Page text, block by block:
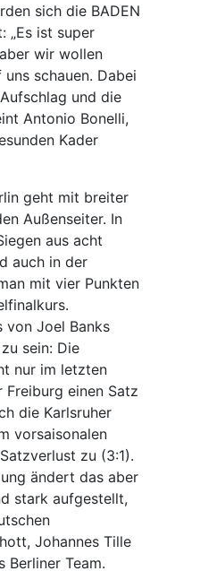
sich die BADEN
„Es ist super
wir wollen
schauen. Dabei
und die
Antonio Bonelli,
Kader
geht mit breiter
Außenseiter. In
aus acht
auch in der
mit vier Punkten
von Joel Banks
sein: Die
nur im letzten
einen Satz
die Karlsruher
vorsaisonalen
zu (3:1).
ändert das aber
stark aufgestellt,
Johannes Tille
Berliner Team.